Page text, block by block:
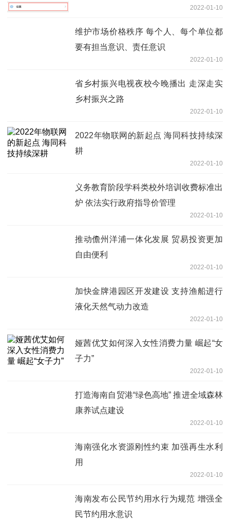
2022-01-10
维护市场价格秩序 每个人、每个单位都
要有担当意识、责任意识
2022-01-10
省乡村振兴电视夜校今晚播出 走深走实
乡村振兴之路
2022-01-10
2022年物联网的新起点 海同科技持续深
耕
2022-01-10
义务教育阶段学科类校外培训收费标准出
炉 依法实行政府指导价管理
2022-01-10
推动儋州洋浦一体化发展 贸易投资更加
自由便利
2022-01-10
加快金牌港园区开发建设 支持渔船进行
液化天然气动力改造
2022-01-10
娅茜优艾如何深入女性消费力量 崛起“女
子力”
2022-01-10
打造海南自贸港“绿色高地” 推进全域森林
康养试点建设
2022-01-10
海南强化水资源刚性约束 加强再生水利
用
2022-01-10
海南发布公民节约用水行为规范 增强全
民节约用水意识